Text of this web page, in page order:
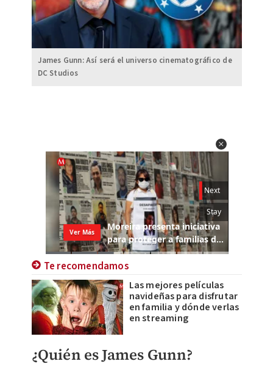
James Gunn: Así será el universo cinematográfico de
DC Studios
Te recomendamos
Las mejores películas
navideñas para disfrutar
en familia y dónde verlas
en streaming
¿Quién es James Gunn?